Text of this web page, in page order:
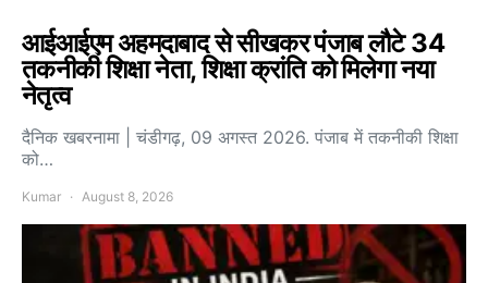
आईआईएम अहमदाबाद से सीखकर पंजाब लौटे 34
तकनीकी शिक्षा नेता, शिक्षा क्रांति को मिलेगा नया
नेतृत्व
दैनिक खबरनामा | चंडीगढ़, 09 अगस्त 2026. पंजाब में तकनीकी शिक्षा
को…
Kumar August 8, 2026